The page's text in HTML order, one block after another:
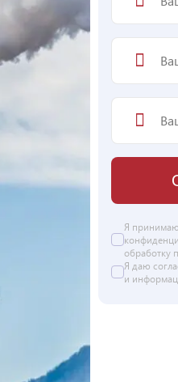
Я
обработку
Я даю
и